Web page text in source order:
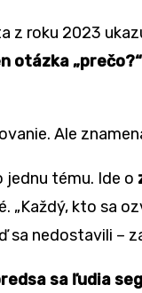
z roku 2023
otázka „prečo?“
Ale
jednu tému. Ide o
é. „Každý, kto sa
sa nedostavili –
sa ľudia